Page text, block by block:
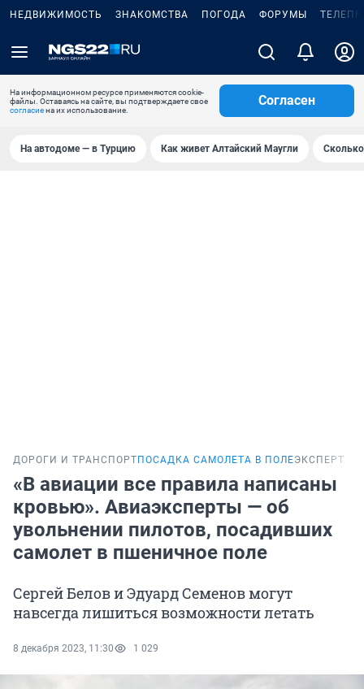
НЕДВИЖИМОСТЬ ЗНАКОМСТВА ПОГОДА ФОРУМЫ
На информационном ресурсе применяются cookie-
файлы. Оставаясь на сайте, вы подтверждаете свое
согласиена их использование.
Согласен
На автодоме — в Турцию Как живет Алтайский Маугли
ДОРОГИ И ТРАНСПОРТ ПОСАДКА САМОЛЕТА В ПОЛЕЭКСПЕРТ
«В авиации все правила написаны
кровью». Авиаэксперты — об
увольнении пилотов, посадивших
самолет в пшеничное поле
Сергей Белов и Эдуард Семенов могут
навсегда лишиться возможности летать
8 декабря 2023, 11:30 1 029